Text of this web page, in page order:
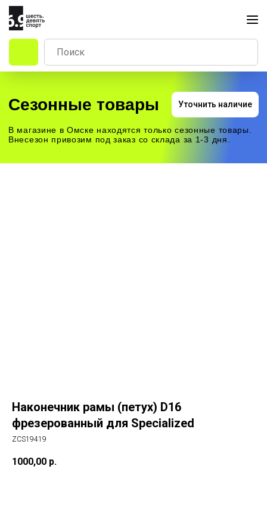
Сезонные товары
В магазине в Омске находятся только сезонные товары.
Внесезон привозим под заказ со склада за 1-3 дня.
Наконечник рамы (петух) D16
фрезерованный для Specialized
ZCS19419
1000,00 р.